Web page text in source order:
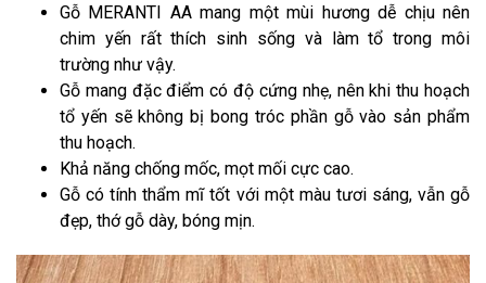
Gỗ MERANTI AA mang một mùi hương dễ chịu nên
chim yến rất thích sinh sống và làm tổ trong môi
trường như vậy.
Gỗ mang đặc điểm có độ cứng nhẹ, nên khi thu hoạch
tổ yến sẽ không bị bong tróc phần gỗ vào sản phẩm
thu hoạch.
Khả năng chống mốc, mọt mối cực cao.
Gỗ có tính thẩm mĩ tốt với một màu tươi sáng, vẫn gỗ
đẹp, thớ gỗ dày, bóng mịn.